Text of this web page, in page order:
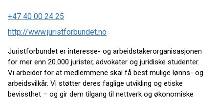
+47 40 00 24 25
http://www.juristforbundet.no
Juristforbundet er interesse- og arbeidstakerorganisasjonen
for mer enn 20.000 jurister, advokater og juridiske studenter.
Vi arbeider for at medlemmene skal få best mulige lønns- og
arbeidsvilkår. Vi støtter deres faglige utvikling og etiske
bevissthet – og gir dem tilgang til nettverk og økonomiske